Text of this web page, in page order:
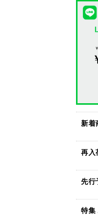
新着
再入
先行
特集